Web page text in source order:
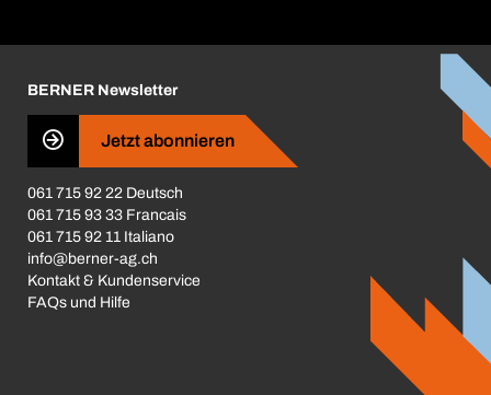
Business Conduct
BERNER Newsletter
Jetzt abonnieren
061 715 92 22 Deutsch
061 715 93 33 Francais
061 715 92 11 Italiano
info@berner-ag.ch
Kontakt & Kundenservice
FAQs und Hilfe